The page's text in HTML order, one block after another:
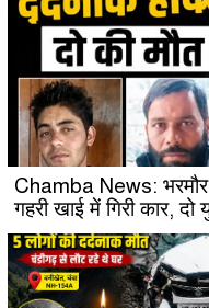
Chamba News:
गहरी खाई में गिरी कार, दो